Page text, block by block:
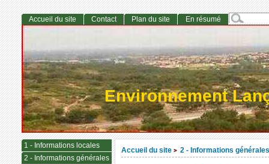
Environnement
Accueil du site > 2 - Informations générales
Accueil du site Contact Plan du site En résumé
1 - Informations locales
2 - Informations générales